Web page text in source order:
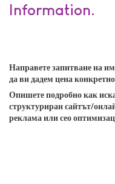
Information
Направете запитване на
да ви дадем цена
Опишете подробно как
структуриран сайтът/
реклама или сео